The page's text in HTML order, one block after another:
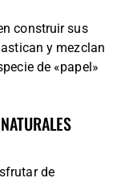
construir sus
y mezclan
de «papel»
de